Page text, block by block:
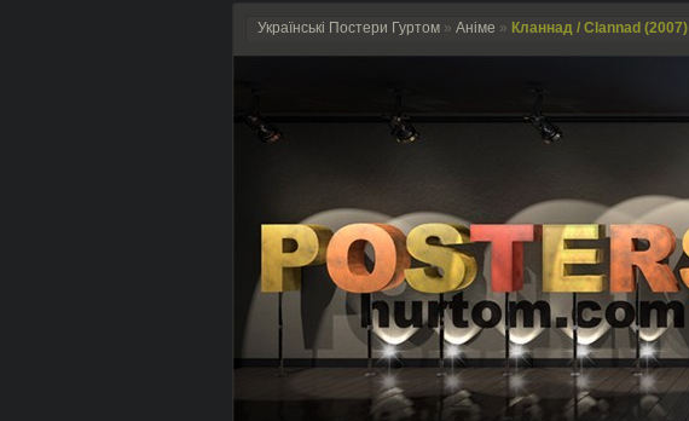
Українські Постери Гуртом » Аніме » Кланнад / Clannad (2007)